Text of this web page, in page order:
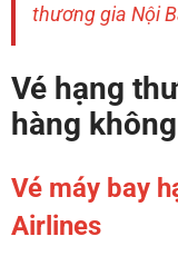
thương gia Nội
Vé hạng
hàng
Vé máy bay
Airlines